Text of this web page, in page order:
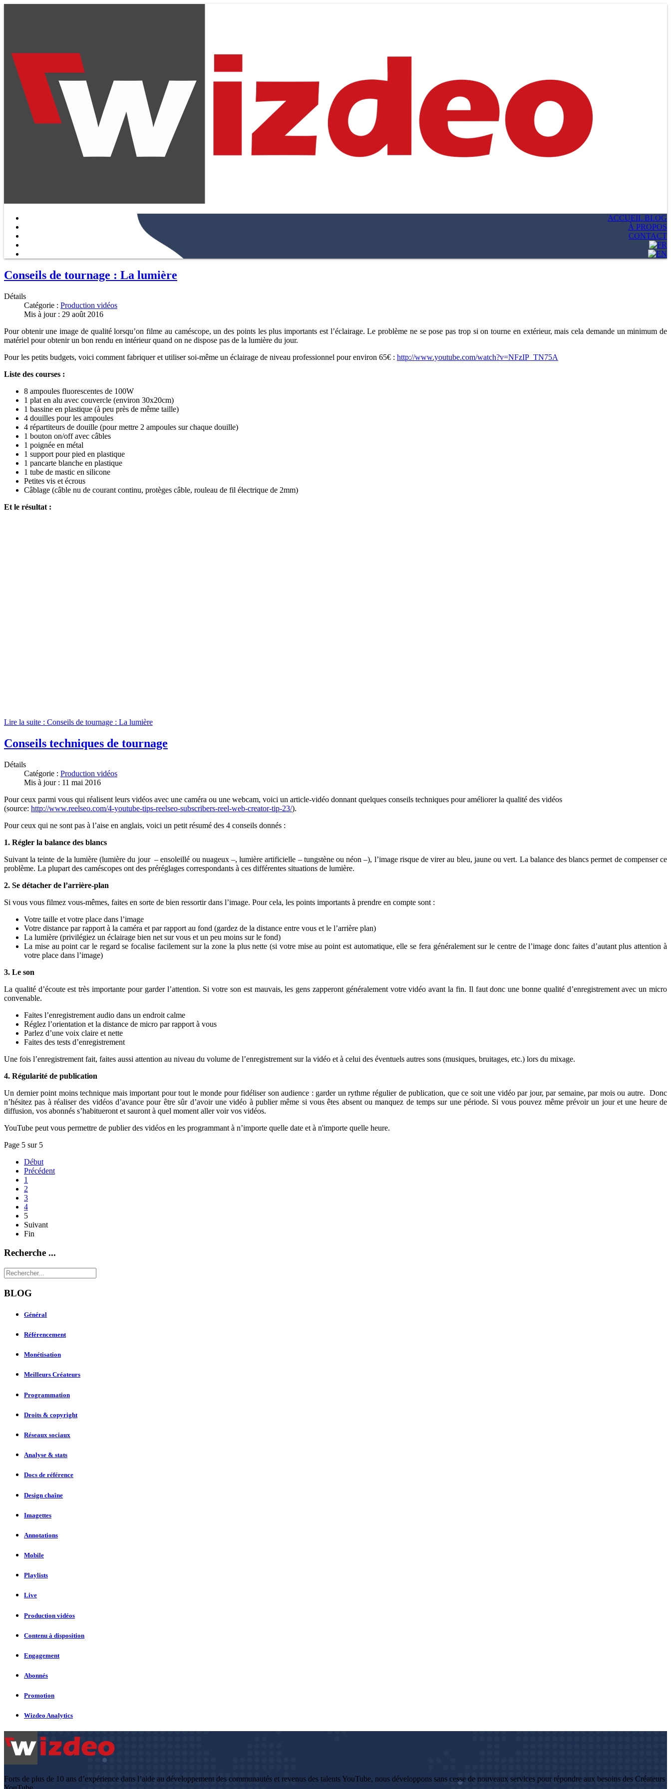
ACCUEIL BLOG
À PROPOS
CONTACT
Conseils de tournage : La lumière
Détails
Catégorie : Production vidéos
Mis à jour : 29 août 2016
Pour obtenir une image de qualité lorsqu’on filme au caméscope, un des points les plus importants est l’éclairage. Le problème ne se pose pas trop si on tourne en extérieur, mais cela demande un minimum de
matériel pour obtenir un bon rendu en intérieur quand on ne dispose pas de la lumière du jour.
Pour les petits budgets, voici comment fabriquer et utiliser soi-même un éclairage de niveau professionnel pour environ 65€ : http://www.youtube.com/watch?v=NFzIP_TN75A
Liste des courses :
8 ampoules fluorescentes de 100W
1 plat en alu avec couvercle (environ 30x20cm)
1 bassine en plastique (à peu près de même taille)
4 douilles pour les ampoules
4 répartiteurs de douille (pour mettre 2 ampoules sur chaque douille)
1 bouton on/off avec câbles
1 poignée en métal
1 support pour pied en plastique
1 pancarte blanche en plastique
1 tube de mastic en silicone
Petites vis et écrous
Câblage (câble nu de courant continu, protèges câble, rouleau de fil électrique de 2mm)
Et le résultat :
Lire la suite : Conseils de tournage : La lumière
Conseils techniques de tournage
Détails
Catégorie : Production vidéos
Mis à jour : 11 mai 2016
Pour ceux parmi vous qui réalisent leurs vidéos avec une caméra ou une webcam, voici un article-vidéo donnant quelques conseils techniques pour améliorer la qualité des vidéos
(source: http://www.reelseo.com/4-youtube-tips-reelseo-subscribers-reel-web-creator-tip-23/).
Pour ceux qui ne sont pas à l’aise en anglais, voici un petit résumé des 4 conseils donnés :
1. Régler la balance des blancs
Suivant la teinte de la lumière (lumière du jour – ensoleillé ou nuageux –, lumière artificielle – tungstène ou néon –), l’image risque de virer au bleu, jaune ou vert. La balance des blancs permet de compenser ce
problème. La plupart des caméscopes ont des préréglages correspondants à ces différentes situations de lumière.
2. Se détacher de l’arrière-plan
Si vous vous filmez vous-mêmes, faites en sorte de bien ressortir dans l’image. Pour cela, les points importants à prendre en compte sont :
Votre taille et votre place dans l’image
Votre distance par rapport à la caméra et par rapport au fond (gardez de la distance entre vous et le l’arrière plan)
La lumière (privilégiez un éclairage bien net sur vous et un peu moins sur le fond)
La mise au point car le regard se focalise facilement sur la zone la plus nette (si votre mise au point est automatique, elle se fera généralement sur le centre de l’image donc faites d’autant plus attention à
votre place dans l’image)
3. Le son
La qualité d’écoute est très importante pour garder l’attention. Si votre son est mauvais, les gens zapperont généralement votre vidéo avant la fin. Il faut donc une bonne qualité d’enregistrement avec un micro
convenable.
Faites l’enregistrement audio dans un endroit calme
Réglez l’orientation et la distance de micro par rapport à vous
Parlez d’une voix claire et nette
Faites des tests d’enregistrement
Une fois l’enregistrement fait, faites aussi attention au niveau du volume de l’enregistrement sur la vidéo et à celui des éventuels autres sons (musiques, bruitages, etc.) lors du mixage.
4. Régularité de publication
Un dernier point moins technique mais important pour tout le monde pour fidéliser son audience : garder un rythme régulier de publication, que ce soit une vidéo par jour, par semaine, par mois ou autre. Donc
n’hésitez pas à réaliser des vidéos d’avance pour être sûr d’avoir une vidéo à publier même si vous êtes absent ou manquez de temps sur une période. Si vous pouvez même prévoir un jour et une heure de
diffusion, vos abonnés s’habitueront et sauront à quel moment aller voir vos vidéos.
YouTube peut vous permettre de publier des vidéos en les programmant à n’importe quelle date et à n'importe quelle heure.
Page 5 sur 5
Début
Précédent
1
2
3
4
5
Suivant
Fin
Recherche ...
BLOG
Général
Référencement
Monétisation
Meilleurs Créateurs
Programmation
Droits & copyright
Réseaux sociaux
Analyse & stats
Docs de référence
Design chaîne
Imagettes
Annotations
Mobile
Playlists
Live
Production vidéos
Contenu à disposition
Engagement
Abonnés
Promotion
Wizdeo Analytics
Forts de plus de 10 ans d’expérience dans l’aide au développement des communautés et revenus des talents YouTube, nous développons sans cesse de nouveaux services pour répondre aux besoins des Créateurs